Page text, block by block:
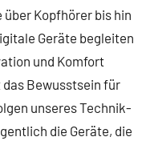
Kopfhörer bis hin
Geräte begleiten
und Komfort
Bewusstsein für
unseres Technik-
die Geräte, die